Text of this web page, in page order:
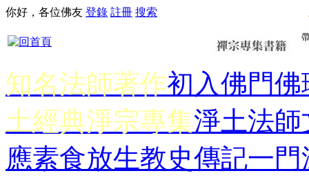
你好，各位佛友 登錄 註冊 搜索
知名法師著作初入佛門佛
土經典淨宗專集淨土法師
應素食放生教史傳記一門